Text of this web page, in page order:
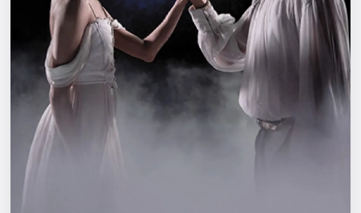
События
Города
Площадки
Артисты
Рейтинги